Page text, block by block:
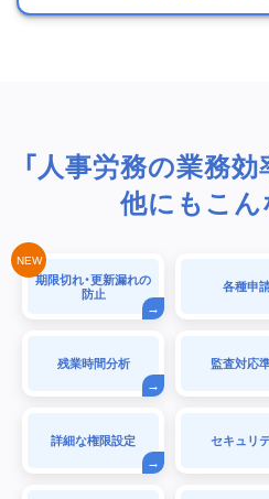
「人事労務の業務効
他にもこ
期限切れ・更新漏れの
防止 各種申
残業時間分析 監査対応
詳細な権限設定 セキュリ